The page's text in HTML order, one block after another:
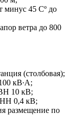
минус 45 Сº до
ветра до 800
(столбовая);
кВ∙А;
10 кВ;
НН 0,4 кВ;
размещение по